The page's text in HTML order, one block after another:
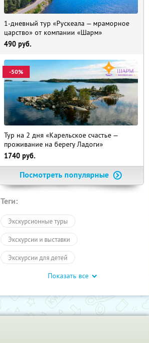
1-дневный тур «Рускеала — мраморное
царство» от компании «Шарм»
490 руб.
-50%
Тур на 2 дня «Карельское счастье —
проживание на берегу Ладоги»
1740 руб.
Посмотреть популярные
Теги:
Экскурсионные туры
Экскурсии и выставки
Экскурсии для детей
Автобусные экскурсии
Пешие экскурсии Экскурсии
Золотое кольцо Туры
Показать все